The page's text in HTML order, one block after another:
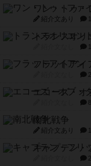
ワン・トゥ・
紹介文あり
トランスオリ
フラットアイ
エコーズ・オ
南北戦争
紹介文あり
キャプテン・